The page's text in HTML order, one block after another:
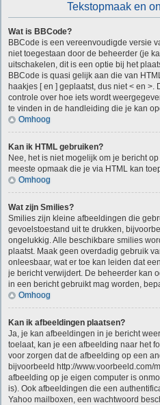
Tekstopmaak en
Wat is BBCode?
BBCode is een vereenvoudigde versie
niet toegestaan door de beheerder (je
uitschakelen, dit is een optie bij het
BBCode is quasi gelijk aan die van
haakjes [ en ] geplaatst, dus niet < en
controle over hoe iets wordt
te vinden in de handleiding die je kan
Omhoog
Kan ik HTML gebruiken?
Nee, het is niet mogelijk om je bericht
meeste opmaak die je via HTML kan
Omhoog
Wat zijn Smilies?
Smilies zijn kleine afbeeldingen die
gevoelstoestand uit te drukken,
ongelukkig. Alle beschikbare smilies
plaatst. Maak geen overdadig gebruik
onleesbaar, wat er toe kan leiden dat
je bericht verwijdert. De beheerder kan
in een bericht gebruikt mag worden,
Omhoog
Kan ik afbeeldingen plaatsen?
Ja, je kan afbeeldingen in je bericht
toelaat, kan je een afbeelding naar het
voor zorgen dat de afbeelding op een
bijvoorbeeld http://www.voorbeeld.com/
afbeelding op je eigen computer is
is). Ook afbeeldingen die een
Yahoo mailboxen, een wachtwoord